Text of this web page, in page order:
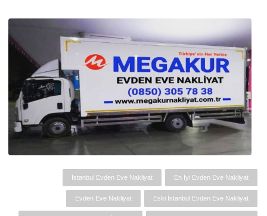
En İyi Evden Eve Nakliyat
İstanbul Evden Eve Nakliyat
Eski İstanbul Evden Eve Nakliyat
Evden Eve Nakliyat